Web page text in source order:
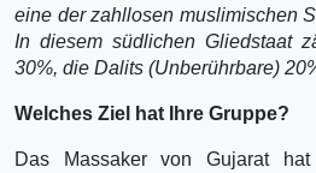
eine der zahllosen muslimischen
In diesem südlichen Gliedstaat
30%, die Dalits (Unberührbare)
Welches Ziel hat Ihre Gruppe?
Das Massaker von Gujarat